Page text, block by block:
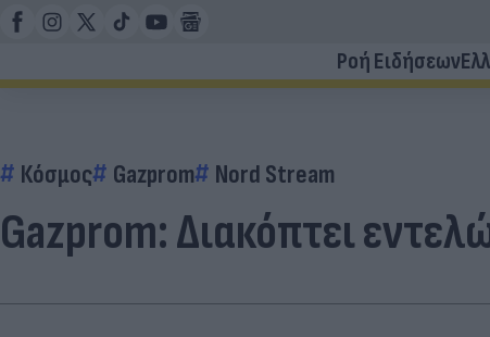
Ροή Ειδήσεων
Κόσμος Gazprom Nord Stream
Gazprom: Διακόπτει